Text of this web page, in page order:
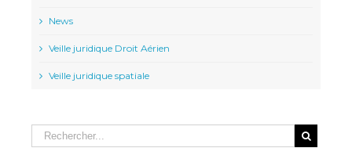
News
Veille juridique Droit Aérien
Veille juridique spatiale